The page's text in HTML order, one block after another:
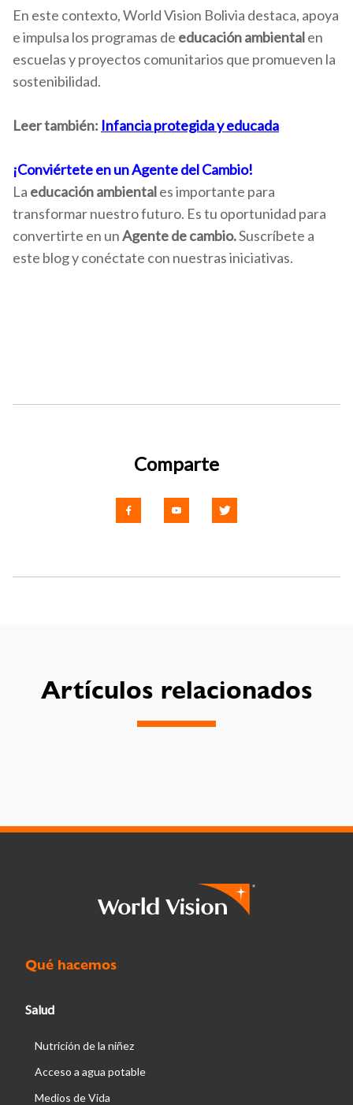
En este contexto, World Vision Bolivia destaca, apoya
e impulsa los programas de educación ambientalen
escuelas y proyectos comunitarios que promueven la
sostenibilidad.
Leer también: Infancia protegida y educada
¡Conviértete en un Agente del Cambio!
La educación ambientales importante para
transformar nuestro futuro. Es tu oportunidad para
convertirte en unAgente de cambio.Suscríbete a
este blog y conéctate con nuestras iniciativas.
Comparte
Artículos relacionados
Qué hacemos
Salud
Nutrición de la niñez
Acceso a agua potable
Medios de Vida